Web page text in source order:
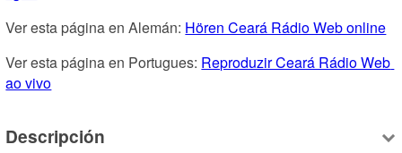
Ver esta página en Alemán: Hören Ceará Rádio Web online
Ver esta página en Portugues: Reproduzir Ceará Rádio Web
ao vivo
Descripción